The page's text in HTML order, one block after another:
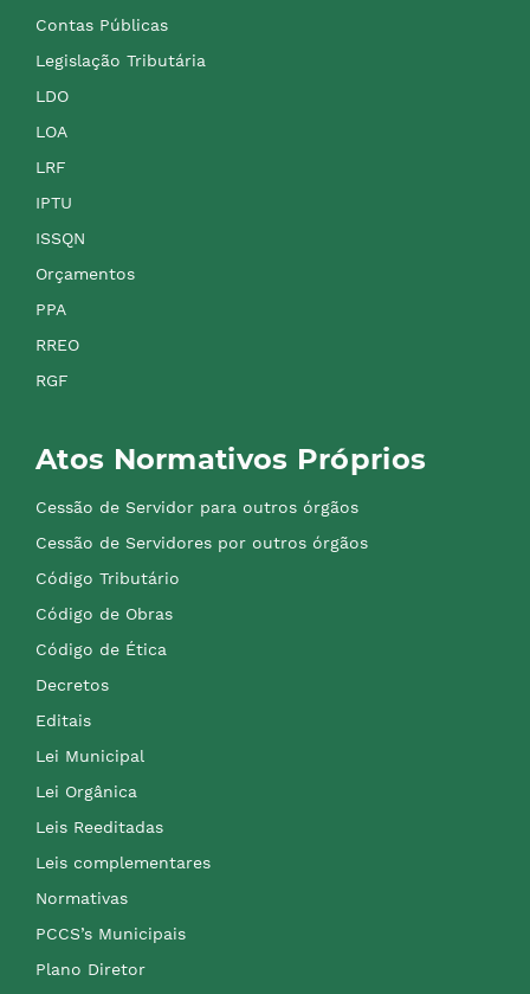
Contas Públicas
Legislação Tributária
LDO
LOA
LRF
IPTU
ISSQN
Orçamentos
PPA
RREO
RGF
Atos Normativos Próprios
Cessão de Servidor para outros órgãos
Cessão de Servidores por outros órgãos
Código Tributário
Código de Obras
Código de Ética
Decretos
Editais
Lei Municipal
Lei Orgânica
Leis Reeditadas
Leis complementares
Normativas
PCCS’s Municipais
Plano Diretor